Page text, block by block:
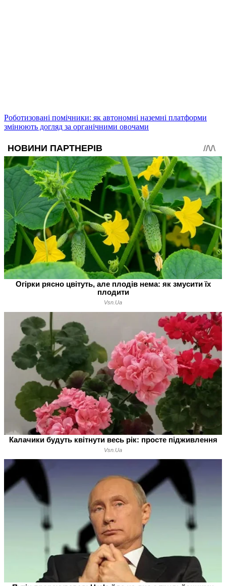
Роботизовані помічники: як автономні наземні платформи
змінюють догляд за органічними овочами